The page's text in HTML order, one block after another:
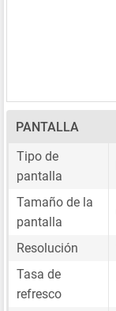
PANTALLA
Tipo de
pantalla
Tamaño de la
pantalla
Resolución
Tasa de
refresco